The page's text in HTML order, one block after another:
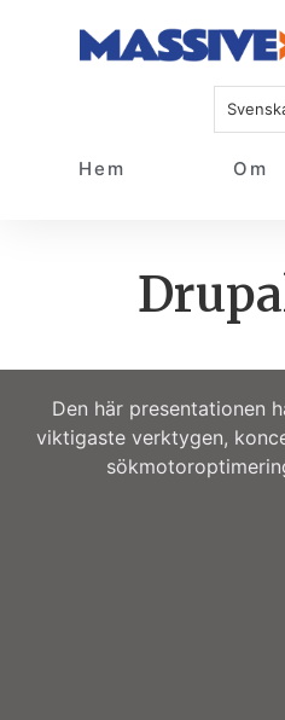
Hem Om
Den här presentationen
viktigaste verktygen,